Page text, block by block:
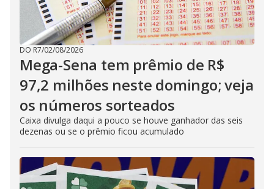
DO R7/02/08/2026
Mega-Sena tem prêmio de R$
97,2 milhões neste domingo; veja
os números sorteados
Caixa divulga daqui a pouco se houve ganhador das seis
dezenas ou se o prêmio ficou acumulado